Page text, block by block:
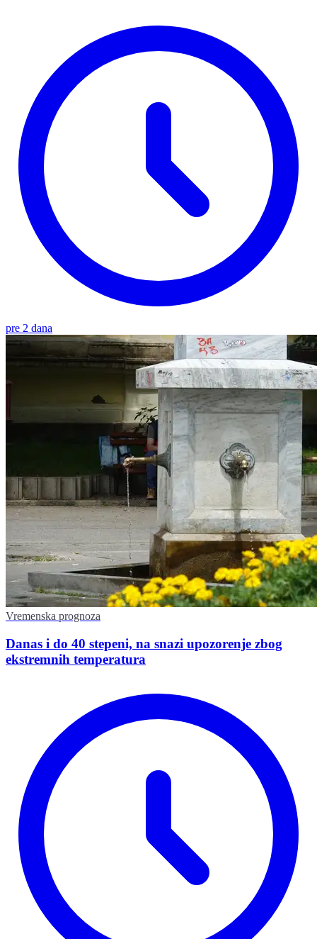
pre 2 dana
Vremenska prognoza
Danas i do 40 stepeni, na snazi upozorenje zbog
ekstremnih temperatura